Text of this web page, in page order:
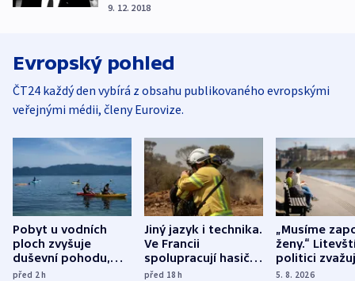
9. 12. 2018
Evropský pohled
ČT24 každý den vybírá z obsahu publikovaného evropskými
veřejnými médii, členy Eurovize.
Pobyt u vodních
ploch zvyšuje
duševní pohodu,
ukázala
před 2h
Jiný jazyk i technika.
Ve Francii
spolupracují hasiči z
různých zemí
před 18h
„Musíme
ženy.“
politici
dohodu o
5. 8. 2026